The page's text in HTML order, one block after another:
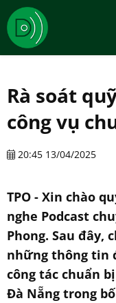
Rà soát
công vụ
20:45 13/04/2025
TPO - Xin chào
nghe Podcast
Phong. Sau đây,
những thông tin
công tác chuẩn
Đà Nẵng trong